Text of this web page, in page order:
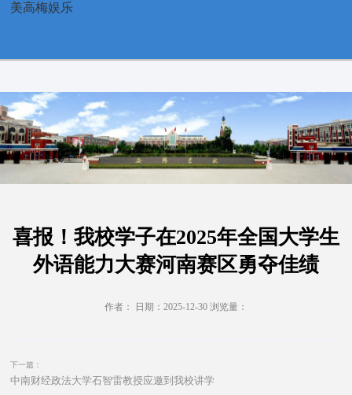
喜报！我校学子在2025年全国大学生外语能力大赛河南赛区勇夺
美高梅娱乐
喜报！我校学子在2025年全国大学生
外语能力大赛河南赛区勇夺佳绩
作者： 日期：2025-12-30 浏览量：
下一篇：
中南财经政法大学石智雷教授应邀到我校讲学